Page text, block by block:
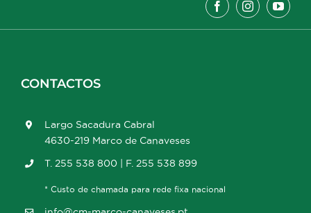
CONTACTOS
Largo Sacadura Cabral
4630-219 Marco de Canaveses
T. 255 538 800 | F. 255 538 899
* Custo de chamada para rede fixa nacional